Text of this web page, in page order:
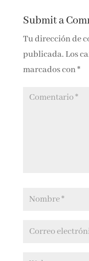
Submit a
Tu dirección de
publicada.Los